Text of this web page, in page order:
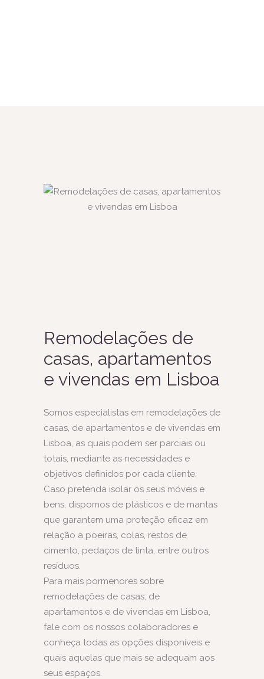
Remodelações de
casas, apartamentos
e vivendas em Lisboa
Somos especialistas em remodelações de
casas, de apartamentos e de vivendas em
Lisboa, as quais podem ser parciais ou
totais, mediante as necessidades e
objetivos definidos por cada cliente.
Caso pretenda isolar os seus móveis e
bens, dispomos de plásticos e de mantas
que garantem uma proteção eficaz em
relação a poeiras, colas, restos de
cimento, pedaços de tinta, entre outros
resíduos.
Para mais pormenores sobre
remodelações de casas, de
apartamentos e de vivendas em Lisboa,
fale com os nossos colaboradores e
conheça todas as opções disponíveis e
quais aquelas que mais se adequam aos
seus espaços.